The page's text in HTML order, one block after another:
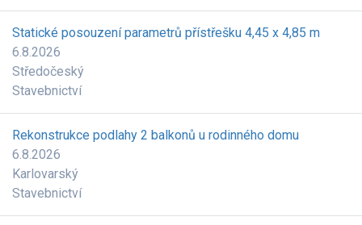
Statické posouzení parametrů přístřešku 4,45 x 4,85 m
6.8.2026
Středočeský
Stavebnictví
Rekonstrukce podlahy 2 balkonů u rodinného domu
6.8.2026
Karlovarský
Stavebnictví